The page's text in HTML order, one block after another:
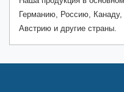
Германию, Россию,
Австрию и другие страны.